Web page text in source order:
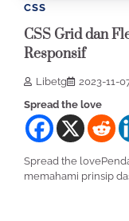
CSS
CSS Grid dan
Responsif
Libetg 2023-11-
Spread the love
Spread the
memahami prinsip